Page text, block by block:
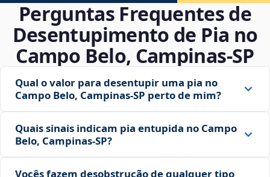
Perguntas Frequentes de
Desentupimento de Pia no
Campo Belo, Campinas‑SP
Qual o valor para desentupir uma pia no
Campo Belo, Campinas‑SP perto de mim?
Quais sinais indicam pia entupida no Campo
Belo, Campinas‑SP?
Vocês fazem desobstrução de qualquer tipo